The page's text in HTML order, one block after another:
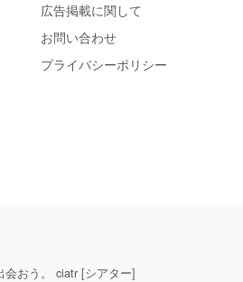
広告掲載に関して
お問い合わせ
プライバシーポリシー
会おう。 ciatr [シアター]